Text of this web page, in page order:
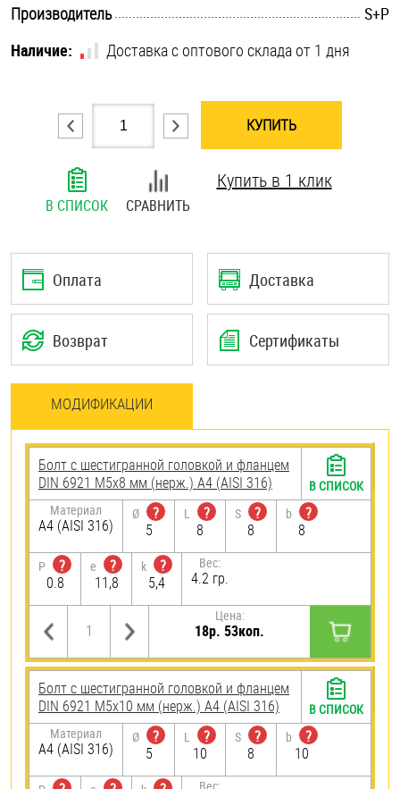
Шплинты
Штифты и пальцы
Производитель
S+P
Наличие:
Доставка с оптового склада от 1 дня
КУПИТЬ
В СПИСОК СРАВНИТЬ
Купить в 1 клик
Оплата Доставка
Возврат Сертификаты
МОДИФИКАЦИИ
Болт с шестигранной головкой и фланцем
DIN 6921 М5х8 мм (нерж.) A4 (AISI 316)
Материал
A4 (AISI 316)
Ø
?
5
L
?
8
S
?
8
b
?
8
P
?
0.8
e
?
11,8
k
?
5,4
Вес:
4.2 гр.
Цена:
18р. 53коп.
В СПИСОК
Болт с шестигранной головкой и фланцем
DIN 6921 М5х10 мм (нерж.) A4 (AISI 316)
Материал
A4 (AISI 316)
Ø
?
5
L
?
10
S
?
8
b
?
10
В СПИСОК